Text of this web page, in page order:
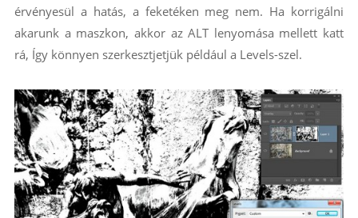
érvényesül a hatás, a feketéken meg nem. Ha korrigálni
akarunk a maszkon, akkor az ALT lenyomása mellett katt
rá, Így könnyen szerkesztjetjük például a Levels-szel.